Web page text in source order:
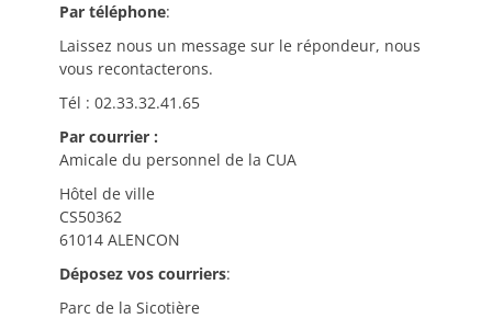
Par téléphone:
Laissez nous un message sur le répondeur, nous
vous recontacterons.
Tél : 02.33.32.41.65
Par courrier :
Amicale du personnel de la CUA
Hôtel de ville
CS50362
61014 ALENCON
Déposez vos courriers:
Parc de la Sicotière